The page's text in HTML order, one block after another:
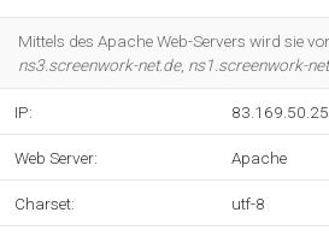
Mittels des Apache Web-Servers wird sie
ns3.screenwork-net.de, ns1.screenwork-
IP:
Web Server: Apache
Charset: utf-8